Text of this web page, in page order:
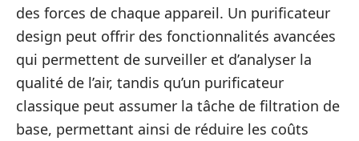
des forces de chaque appareil. Un purificateur
design peut offrir des fonctionnalités avancées
qui permettent de surveiller et d’analyser la
qualité de l’air, tandis qu’un purificateur
classique peut assumer la tâche de filtration de
base, permettant ainsi de réduire les coûts